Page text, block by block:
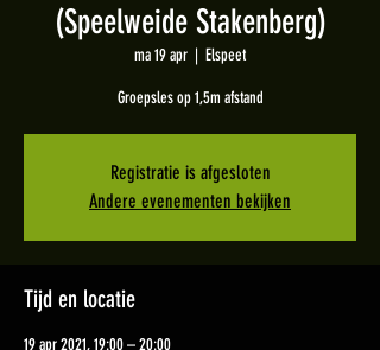
(Speelweide Stakenberg)
ma 19 apr
  |
Elspeet
Groepsles op 1,5m afstand
Registratie is afgesloten
Andere evenementen bekijken
Tijd en locatie
19 apr 2021, 19:00 – 20:00